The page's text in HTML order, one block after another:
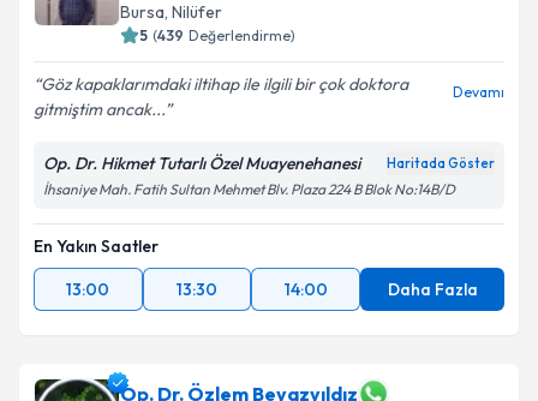
Bursa, Nilüfer
5 (439 Değerlendirme)
Göz kapaklarımdaki iltihap ile ilgili bir çok doktora
gitmiştim ancak...
Devamı
Op. Dr. Hikmet Tutarlı Özel Muayenehanesi Haritada Göster
İhsaniye Mah. Fatih Sultan Mehmet Blv. Plaza 224 B Blok No:14B/D
En Yakın Saatler
13:00
13:30 14:00 Daha Fazla
Op. Dr. Özlem Beyazyıldız